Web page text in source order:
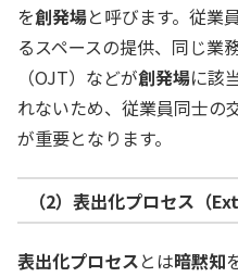
を創発場と呼びます。従業
るスペースの提供、同じ業
（OJT）などが創発場に該
れないため、従業員同士の
が重要となります。
（2）表出化プロセス（
表出化プロセスとは暗黙知